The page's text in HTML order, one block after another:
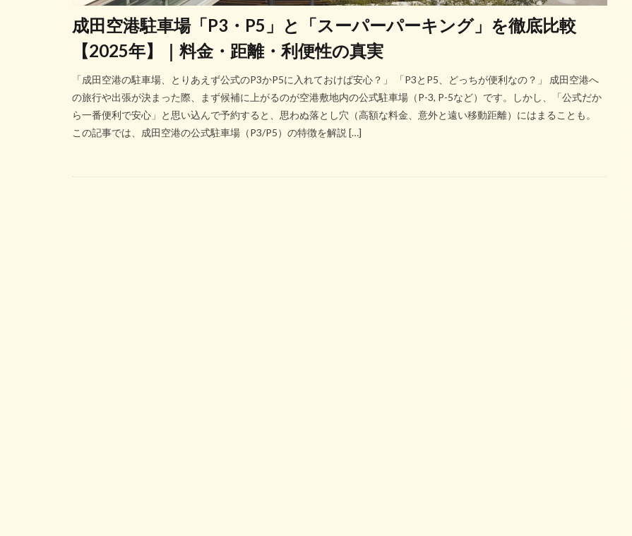
成田空港駐車場「P3・P5」と「スーパーパーキング」を徹底比較
【2025年】｜料金・距離・利便性の真実
「成田空港の駐車場、とりあえず公式のP3かP5に入れておけば安心？」 「P3とP5、どっちが便利なの？」 成田空港へ
の旅行や出張が決まった際、まず候補に上がるのが空港敷地内の公式駐車場（P-3, P-5など）です。しかし、「公式だか
ら一番便利で安心」と思い込んで予約すると、思わぬ落とし穴（高額な料金、意外と遠い移動距離）にはまることも。
この記事では、成田空港の公式駐車場（P3/P5）の特徴を解説 […]